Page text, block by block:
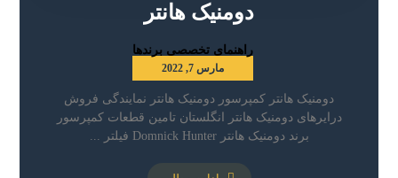
دومنیک هانتر
راهنمای تخصصی برندها
مارس 7, 2022
دومنیک هانتر کمپرسور دومنیک هانتر نمایندگی فروش
درایرهای دومنیک هانتر انگلستان تامین قطعات کمپرسور
برند دومنیک هانتر Domnick Hunter فیلتر ...